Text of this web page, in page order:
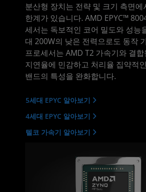
분산형 장치는 전략 및 크기 측면에
한계가 있습니다. AMD EPYC™
세서는 독보적인 코어 밀도와 성능
대 200W의 낮은 전력으로도 동작
프로세서는 AMD T2 가속기와 결
지연율에 민감하고 처리율 집약적
밴드의 특성을 완화합니다.
5세대 EPYC 알아보기
4세대 EPYC 알아보기
텔코 가속기 알아보기